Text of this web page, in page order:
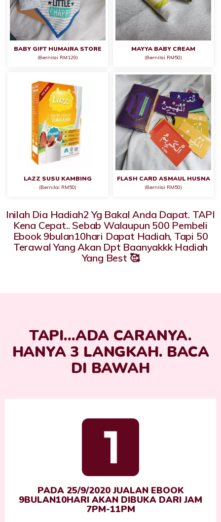
BABY GIFT HUMAIRA STORE
(bernilai RM129)
MAYYA BABY CREAM
(bernilai RM50)
LAZZ SUSU KAMBING
(bernilai RM50)
FLASH CARD ASMAUL HUSNA
(bernilai RM50)
Inilah Dia Hadiah2 Yg Bakal Anda Dapat. TAPI
Kena Cepat.. Sebab Walaupun 500 Pembeli
Ebook 9bulan10hari Dapat Hadiah, Tapi 50
Terawal Yang Akan Dpt Baanyakkk Hadiah
Yang Best 🥰
TAPI...ADA CARANYA.
HANYA 3 LANGKAH. BACA
DI BAWAH
PADA 25/9/2020 JUALAN EBOOK
9BULAN10HARI AKAN DIBUKA DARI JAM
7PM-11PM